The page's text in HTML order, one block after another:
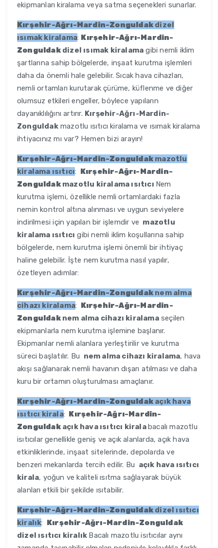
ekipmanları kiralama veya satma seçenekleri sunarlar.
Kırşehir-Ağrı-Mardin-Zonguldak dizel
ısımak kiralama: Kırşehir-Ağrı-Mardin-
Zonguldakdizel ısımak kiralama gibi nemli iklim
şartlarına sahip bölgelerde, inşaat kurutma işlemleri
daha da önemli hale gelebilir. Sıcak hava cihazları,
nemli ortamları kurutarak çürüme, küflenme ve diğer
olumsuz etkileri engeller, böylece yapıların
dayanıklılığını artırır. Kırşehir-Ağrı-Mardin-
Zonguldakmazotlu ısıtıcı kiralama ve ısımak kiralama
ihtiyacınız mı var? Hemen bizi arayın!
Kırşehir-Ağrı-Mardin-Zonguldak mazotlu
kiralama ısıtıcı: Kırşehir-Ağrı-Mardin-
Zonguldakmazotlu kiralama ısıtıcı Nem
kurutma işlemi, özellikle nemli ortamlardaki fazla
nemin kontrol altına alınması ve uygun seviyelere
indirilmesi için yapılan bir işlemdir ve mazotlu
kiralama ısıtıcı gibi nemli iklim koşullarına sahip
bölgelerde, nem kurutma işlemi önemli bir ihtiyaç
haline gelebilir. İşte nem kurutma nasıl yapılır,
özetleyen adımlar:
Kırşehir-Ağrı-Mardin-Zonguldak nem alma
cihazı kiralama: Kırşehir-Ağrı-Mardin-
Zonguldaknem alma cihazı kiralamaseçilen
ekipmanlarla nem kurutma işlemine başlanır.
Ekipmanlar nemli alanlara yerleştirilir ve kurutma
süreci başlatılır. Bu nem alma cihazı kiralama, hava
akışı sağlanarak nemli havanın dışarı atılması ve daha
kuru bir ortamın oluşturulması amaçlanır.
Kırşehir-Ağrı-Mardin-Zonguldak açık hava
ısıtıcı kirala: Kırşehir-Ağrı-Mardin-
Zonguldakaçık hava ısıtıcı kiralabacalı mazotlu
isıtıcılar genellikle geniş ve açık alanlarda, açık hava
etkinliklerinde, inşaat sitelerinde, depolarda ve
benzeri mekanlarda tercih edilir. Bu açık hava ısıtıcı
kirala, yoğun ve kaliteli ısıtma sağlayarak büyük
alanları etkili bir şekilde ısıtabilir.
Kırşehir-Ağrı-Mardin-Zonguldak dizel ısıtıcı
kiralık: Kırşehir-Ağrı-Mardin-Zonguldak
dizel ısıtıcı kiralık Bacalı mazotlu isıtıcılar aynı